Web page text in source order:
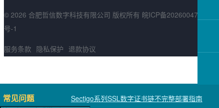
常见问题 Sectigo系列SSL数字证书链不完整部署指南
© 2026 合肥哲信数字科技有限公司 版权所有 皖ICP备2026004783
号-1
服务条款 隐私保护 退款协议